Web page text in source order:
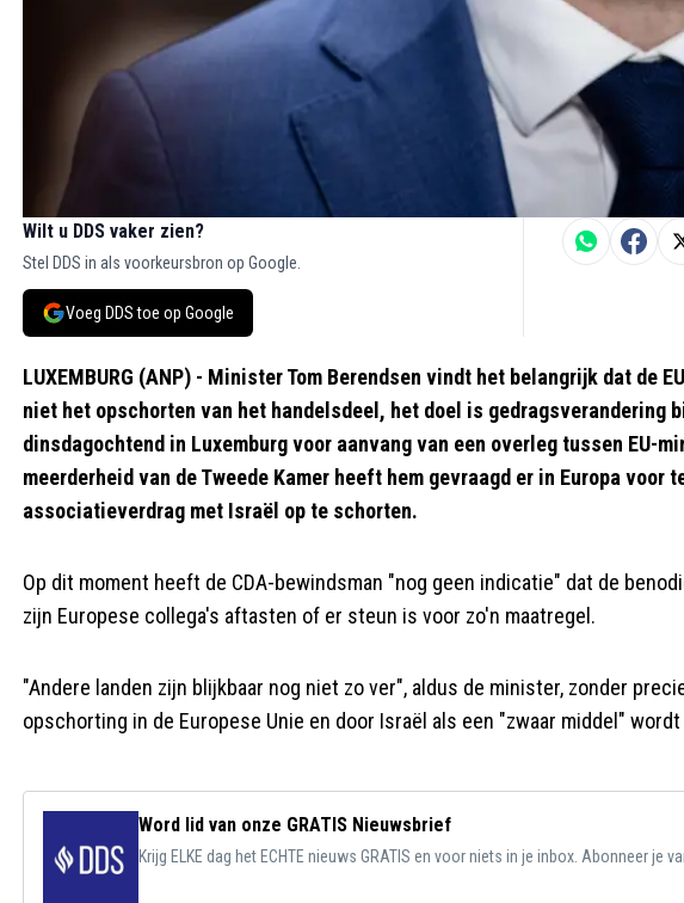
Wilt u DDS vaker zien?
Stel DDS in als voorkeursbron op Google.
Voeg DDS toe op Google
LUXEMBURG (ANP) - Minister Tom Berendsen vindt het belangrijk dat de
niet het opschorten van het handelsdeel, het doel is gedragsverandering
dinsdagochtend in Luxemburg voor aanvang van een overleg tussen EU-
meerderheid van de Tweede Kamer heeft hem gevraagd er in Europa voor
associatieverdrag met Israël op te schorten.
Op dit moment heeft de CDA-bewindsman "nog geen indicatie" dat de
zijn Europese collega's aftasten of er steun is voor zo'n maatregel.
"Andere landen zijn blijkbaar nog niet zo ver", aldus de minister, zonder
opschorting in de Europese Unie en door Israël als een "zwaar middel"
Word lid van onze GRATIS Nieuwsbrief
Krijg ELKE dag het ECHTE nieuws GRATIS en voor niets in je inbox. Abonneer je